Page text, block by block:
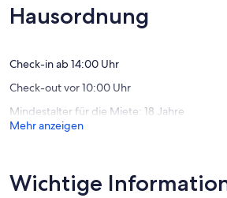
für
Müritz
(1
Bewertung)
Hausordnung
Check-in ab 14:00 Uhr
Check-out vor 10:00 Uhr
Mindestalter für die Miete: 18 Jahre
Mehr anzeigen
Wichtige